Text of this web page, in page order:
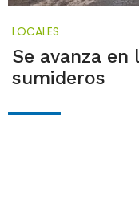
LOCALES
Se avanza
sumideros